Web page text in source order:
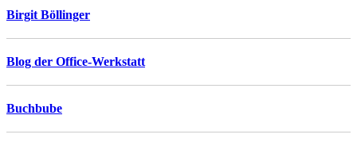
Birgit Böllinger
Blog der Office-Werkstatt
Buchbube